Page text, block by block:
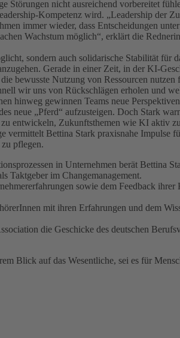
Störungen nicht ausreichend vorbereitet
Kompetenz wird. „Leadership der
immer wieder, dass Entscheidungen
Wachstum möglich“, erklärt die
sondern auch solidarische Stabilität für
Gerade in einer Zeit, in der KI-
bewusste Nutzung von Ressourcen
wir uns von Rückschlägen erholen und
hinweg gewinnen Teams neue
neue „Pferd“ aufzusteigen. Doch Stark
entwickeln, Zukunftsthemen wie KI aktiv
vermittelt Bettina Stark praxisnahe
pflegen.
in Unternehmen berät Bettina
Taktgeber im Changemanagement.
sowie dem Feedback
mit ihren Erfahrungen und dem
die Geschicke des deutschen
Blick auf das Wesentliche, sei es für